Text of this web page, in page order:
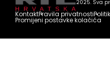
2025. Sva
KontaktPravila privatnosti
Promijeni postavke kolačića